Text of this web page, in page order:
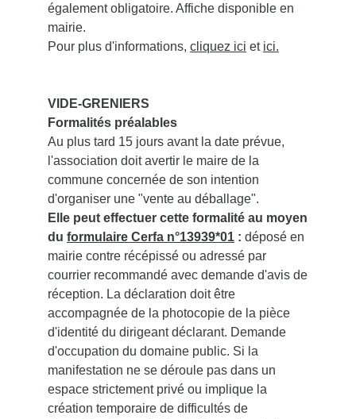
également obligatoire. Affiche disponible en
mairie.
Pour plus d'informations, cliquez ici et ici.
VIDE-GRENIERS
Formalités préalables
Au plus tard 15 jours avant la date prévue,
l'association doit avertir le maire de la
commune concernée de son intention
d'organiser une "vente au déballage".
Elle peut effectuer cette formalité au moyen
du formulaire Cerfa n°13939*01 : déposé en
mairie contre récépissé ou adressé par
courrier recommandé avec demande d'avis de
réception. La déclaration doit être
accompagnée de la photocopie de la pièce
d'identité du dirigeant déclarant. Demande
d'occupation du domaine public. Si la
manifestation ne se déroule pas dans un
espace strictement privé ou implique la
création temporaire de difficultés de